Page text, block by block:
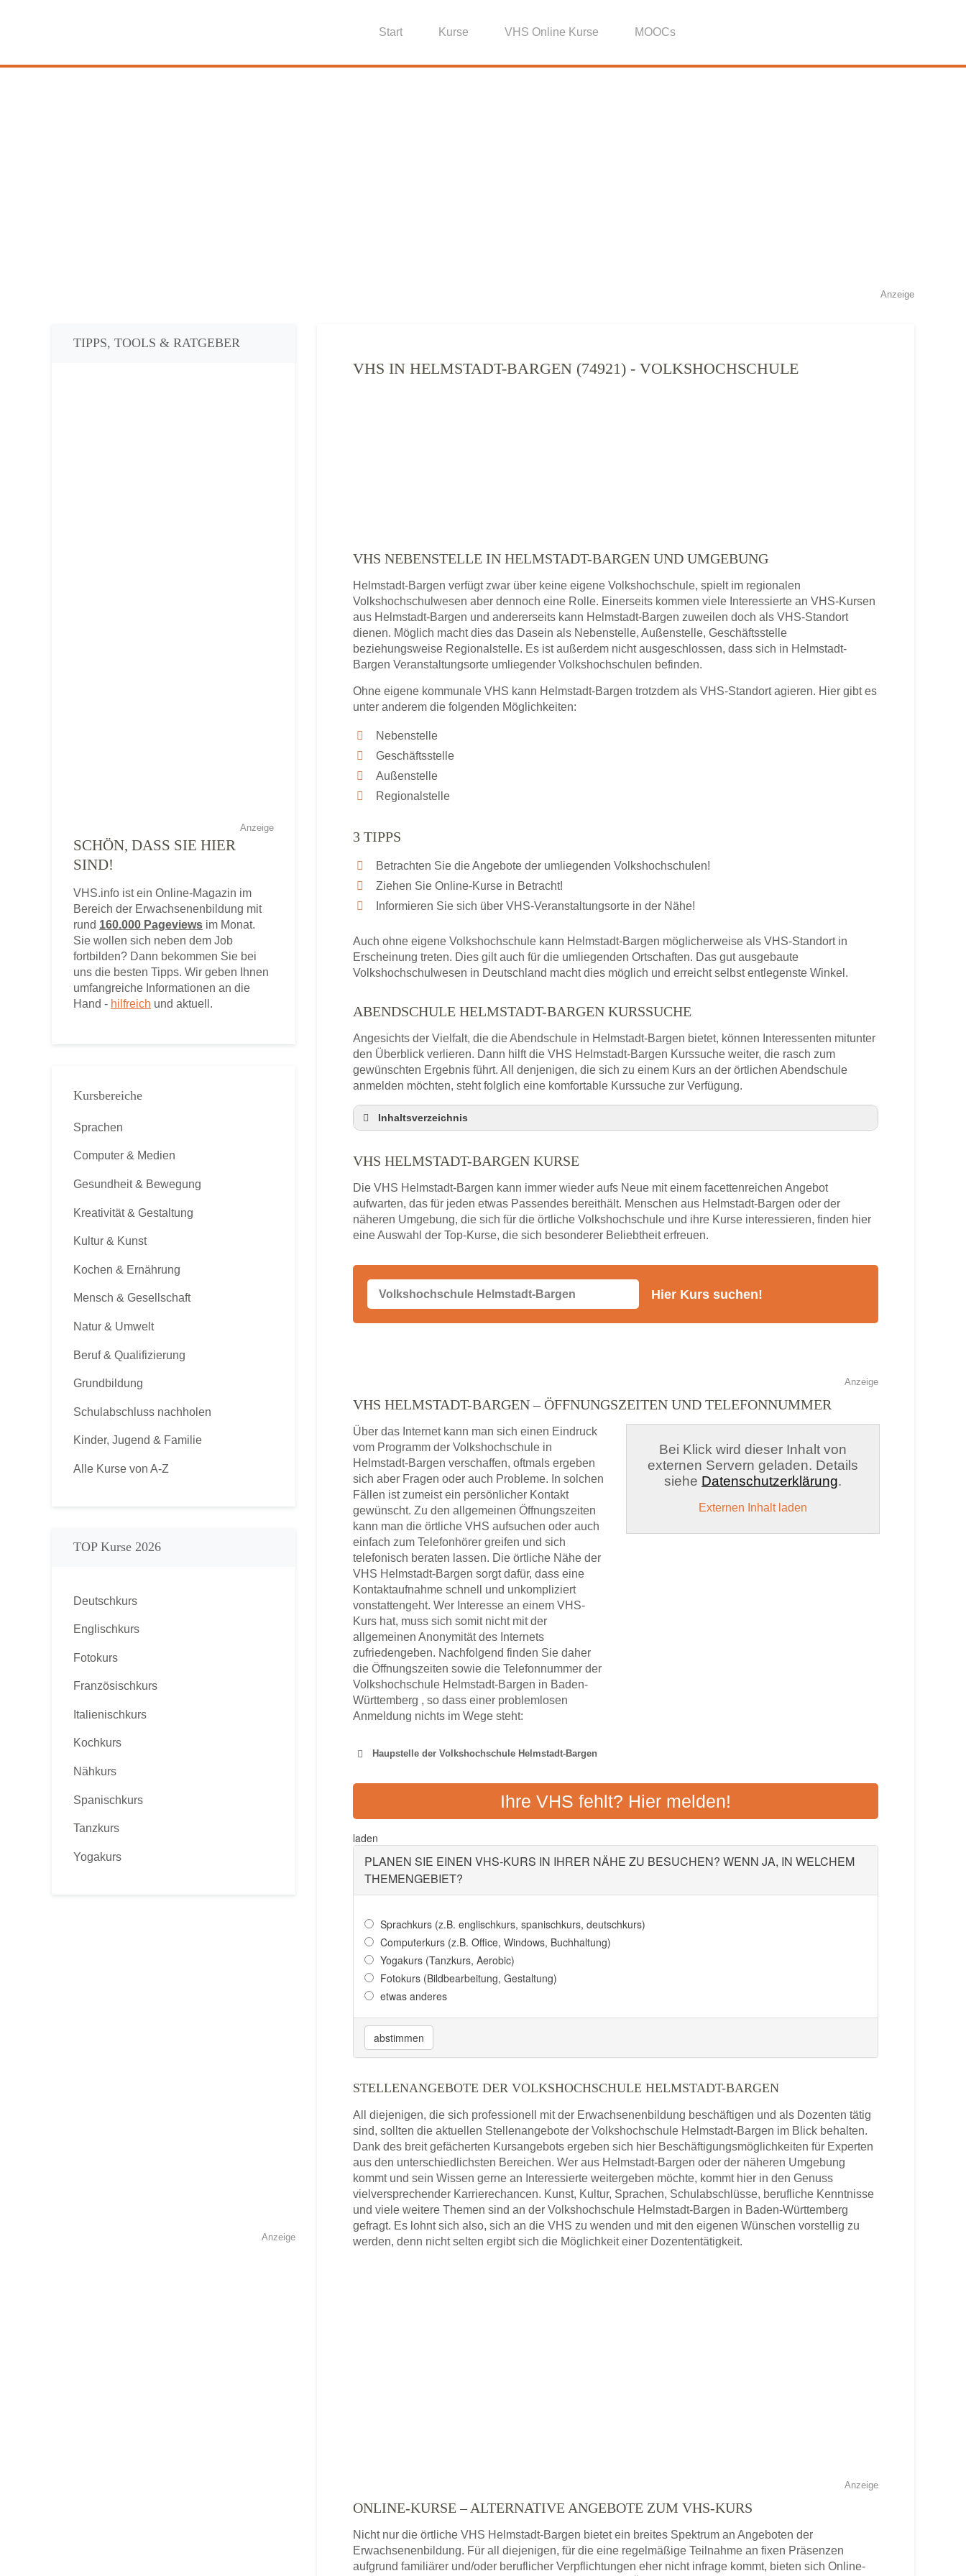
Start Kurse VHS Online Kurse MOOCs
Anzeige
VHS IN HELMSTADT-BARGEN (74921) - VOLKSHOCHSCHULE
VHS NEBENSTELLE IN HELMSTADT-BARGEN UND UMGEBUNG
Helmstadt-Bargen verfügt zwar über keine eigene Volkshochschule, spielt im regionalen
Volkshochschulwesen aber dennoch eine Rolle. Einerseits kommen viele Interessierte an VHS-Kursen
aus Helmstadt-Bargen und andererseits kann Helmstadt-Bargen zuweilen doch als VHS-Standort
dienen. Möglich macht dies das Dasein als Nebenstelle, Außenstelle, Geschäftsstelle
beziehungsweise Regionalstelle. Es ist außerdem nicht ausgeschlossen, dass sich in Helmstadt-
Bargen Veranstaltungsorte umliegender Volkshochschulen befinden.
Ohne eigene kommunale VHS kann Helmstadt-Bargen trotzdem als VHS-Standort agieren. Hier gibt es
unter anderem die folgenden Möglichkeiten:
Nebenstelle
Geschäftsstelle
Außenstelle
Regionalstelle
3 TIPPS
Betrachten Sie die Angebote der umliegenden Volkshochschulen!
Ziehen Sie Online-Kurse in Betracht!
Informieren Sie sich über VHS-Veranstaltungsorte in der Nähe!
Auch ohne eigene Volkshochschule kann Helmstadt-Bargen möglicherweise als VHS-Standort in
Erscheinung treten. Dies gilt auch für die umliegenden Ortschaften. Das gut ausgebaute
Volkshochschulwesen in Deutschland macht dies möglich und erreicht selbst entlegenste Winkel.
ABENDSCHULE HELMSTADT-BARGEN KURSSUCHE
Angesichts der Vielfalt, die die Abendschule in Helmstadt-Bargen bietet, können Interessenten mitunter
den Überblick verlieren. Dann hilft die VHS Helmstadt-Bargen Kurssuche weiter, die rasch zum
gewünschten Ergebnis führt. All denjenigen, die sich zu einem Kurs an der örtlichen Abendschule
anmelden möchten, steht folglich eine komfortable Kurssuche zur Verfügung.
Inhaltsverzeichnis
3 Tipps
VHS Helmstadt-Bargen Kurse
VHS Helmstadt-Bargen – Öffnungszeiten und Telefonnummer
Stellenangebote der Volkshochschule Helmstadt-Bargen
Alternativen zum VHS Programm 2026 in Helmstadt-Bargen
VHS HELMSTADT-BARGEN KURSE
Die VHS Helmstadt-Bargen kann immer wieder aufs Neue mit einem facettenreichen Angebot
aufwarten, das für jeden etwas Passendes bereithält. Menschen aus Helmstadt-Bargen oder der
näheren Umgebung, die sich für die örtliche Volkshochschule und ihre Kurse interessieren, finden hier
eine Auswahl der Top-Kurse, die sich besonderer Beliebtheit erfreuen.
Anzeige
VHS HELMSTADT-BARGEN – ÖFFNUNGSZEITEN UND TELEFONNUMMER
Über das Internet kann man sich einen Eindruck
vom Programm der Volkshochschule in
Helmstadt-Bargen verschaffen, oftmals ergeben
sich aber Fragen oder auch Probleme. In solchen
Fällen ist zumeist ein persönlicher Kontakt
gewünscht. Zu den allgemeinen Öffnungszeiten
kann man die örtliche VHS aufsuchen oder auch
einfach zum Telefonhörer greifen und sich
telefonisch beraten lassen. Die örtliche Nähe der
VHS Helmstadt-Bargen sorgt dafür, dass eine
Kontaktaufnahme schnell und unkompliziert
vonstattengeht. Wer Interesse an einem VHS-
Kurs hat, muss sich somit nicht mit der
allgemeinen Anonymität des Internets
zufriedengeben. Nachfolgend finden Sie daher
die Öffnungszeiten sowie die Telefonnummer der
Volkshochschule Helmstadt-Bargen in Baden-
Württemberg , so dass einer problemlosen
Anmeldung nichts im Wege steht:
Bei Klick wird dieser Inhalt von
externen Servern geladen. Details
siehe Datenschutzerklärung.
Externen Inhalt laden
Haupstelle der Volkshochschule Helmstadt-Bargen
VHS WÜRZBURG & UMGEBUNG
Adresse: Münzstraße 1, 97070 Würzburg
Ihre VHS fehlt? Hier melden!
laden
PLANEN SIE EINEN VHS-KURS IN IHRER NÄHE ZU BESUCHEN? WENN JA, IN WELCHEM
THEMENGEBIET?
Sprachkurs (z.B. englischkurs, spanischkurs, deutschkurs)
Computerkurs (z.B. Office, Windows, Buchhaltung)
Yogakurs (Tanzkurs, Aerobic)
Fotokurs (Bildbearbeitung, Gestaltung)
etwas anderes
abstimmen
STELLENANGEBOTE DER VOLKSHOCHSCHULE HELMSTADT-BARGEN
All diejenigen, die sich professionell mit der Erwachsenenbildung beschäftigen und als Dozenten tätig
sind, sollten die aktuellen Stellenangebote der Volkshochschule Helmstadt-Bargen im Blick behalten.
Dank des breit gefächerten Kursangebots ergeben sich hier Beschäftigungsmöglichkeiten für Experten
aus den unterschiedlichsten Bereichen. Wer aus Helmstadt-Bargen oder der näheren Umgebung
kommt und sein Wissen gerne an Interessierte weitergeben möchte, kommt hier in den Genuss
vielversprechender Karrierechancen. Kunst, Kultur, Sprachen, Schulabschlüsse, berufliche Kenntnisse
und viele weitere Themen sind an der Volkshochschule Helmstadt-Bargen in Baden-Württemberg
gefragt. Es lohnt sich also, sich an die VHS zu wenden und mit den eigenen Wünschen vorstellig zu
werden, denn nicht selten ergibt sich die Möglichkeit einer Dozententätigkeit.
Anzeige
ONLINE-KURSE – ALTERNATIVE ANGEBOTE ZUM VHS-KURS
Nicht nur die örtliche VHS Helmstadt-Bargen bietet ein breites Spektrum an Angeboten der
Erwachsenenbildung. Für all diejenigen, für die eine regelmäßige Teilnahme an fixen Präsenzen
aufgrund familiärer und/oder beruflicher Verpflichtungen eher nicht infrage kommt, bieten sich Online-
TIPPS, TOOLS & RATGEBER
Anzeige
SCHÖN, DASS SIE HIER
SIND!
VHS.info ist ein Online-Magazin im
Bereich der Erwachsenenbildung mit
rund 160.000 Pageviews im Monat.
Sie wollen sich neben dem Job
fortbilden? Dann bekommen Sie bei
uns die besten Tipps. Wir geben Ihnen
umfangreiche Informationen an die
Hand - hilfreich und aktuell.
Kursbereiche
Sprachen
Computer & Medien
Gesundheit & Bewegung
Kreativität & Gestaltung
Kultur & Kunst
Kochen & Ernährung
Mensch & Gesellschaft
Natur & Umwelt
Beruf & Qualifizierung
Grundbildung
Schulabschluss nachholen
Kinder, Jugend & Familie
Alle Kurse von A-Z
TOP Kurse 2026
Deutschkurs
Englischkurs
Fotokurs
Französischkurs
Italienischkurs
Kochkurs
Nähkurs
Spanischkurs
Tanzkurs
Yogakurs
Anzeige